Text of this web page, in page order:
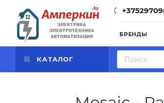
БРЕНДЫ
КАТАЛОГ